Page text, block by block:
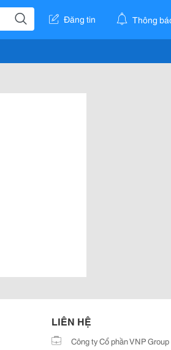
Đăng tin Thông
LIÊN HỆ
Công ty Cổ phần VNP Group